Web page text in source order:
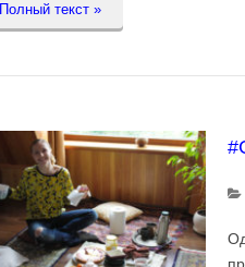
Полный текст »